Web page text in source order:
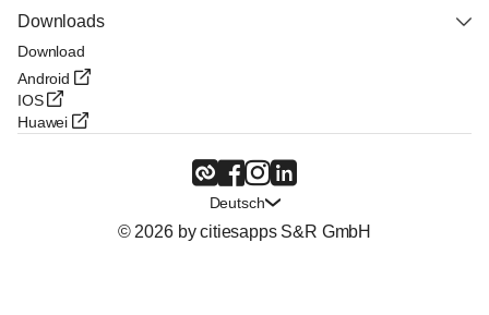
Downloads
Download
Android
IOS
Huawei
Deutsch
© 2026 by citiesapps S&R GmbH